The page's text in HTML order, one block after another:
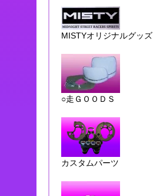
MISTYオリジナルグッズ
○走ＧＯＯＤＳ
カスタムパーツ